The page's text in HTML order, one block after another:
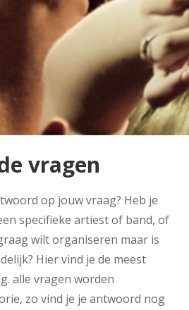
vragen
op jouw vraag? Heb je
specifieke artiest of band, of
wilt organiseren maar is
Hier vind je de meest
alle vragen worden
zo vind je je antwoord nog